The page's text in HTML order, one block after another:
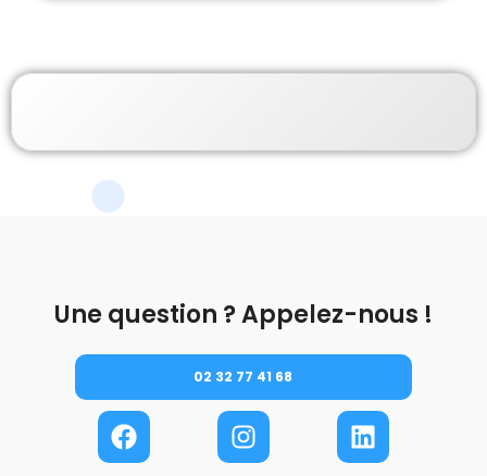
Une question ? Appelez-nous !
02 32 77 41 68